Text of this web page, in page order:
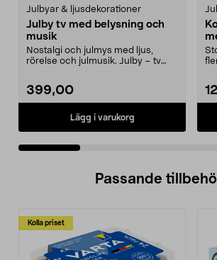
Julbyar & ljusdekorationer
Julby tv med belysning och
musik
Nostalgi och julmys med ljus,
rörelse och julmusik. Julby – tv
399,00
Lägg i varukorg
Passande
Kolla priset